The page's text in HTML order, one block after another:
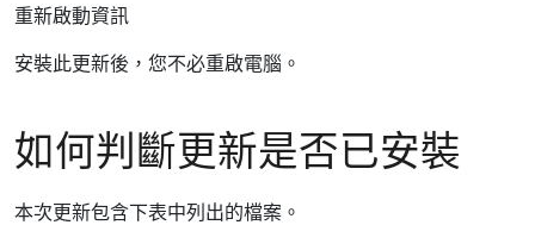
重新啟動資訊
安裝此更新後，您不必重啟電腦。
如何判斷更新是否已安裝
本次更新包含下表中列出的檔案。